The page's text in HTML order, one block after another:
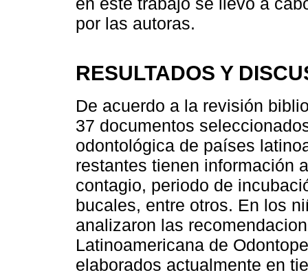
por las autoras.
RESULTADOS Y
De acuerdo a la revisión
37 documentos
odontológica de países
restantes tienen información
contagio, periodo de
bucales, entre otros. En los
analizaron las
Latinoamericana de
elaborados actualmente en